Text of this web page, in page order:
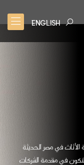
ENGLISH
عاصمة الأثاث في مصر الحديثة
لنكون في مقدمة الشركات